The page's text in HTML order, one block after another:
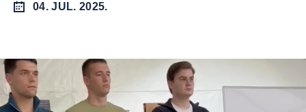
04. JUL. 2025.